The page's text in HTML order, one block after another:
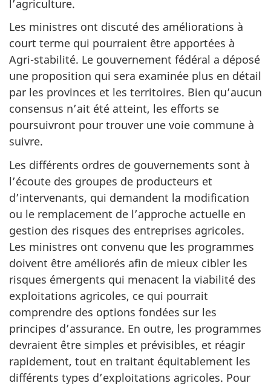
l’agriculture.
Les ministres ont discuté des améliorations à
court terme qui pourraient être apportées à
Agri-stabilité. Le gouvernement fédéral a déposé
une proposition qui sera examinée plus en détail
par les provinces et les territoires. Bien qu’aucun
consensus n’ait été atteint, les efforts se
poursuivront pour trouver une voie commune à
suivre.
Les différents ordres de gouvernements sont à
l’écoute des groupes de producteurs et
d’intervenants, qui demandent la modification
ou le remplacement de l’approche actuelle en
gestion des risques des entreprises agricoles.
Les ministres ont convenu que les programmes
doivent être améliorés afin de mieux cibler les
risques émergents qui menacent la viabilité des
exploitations agricoles, ce qui pourrait
comprendre des options fondées sur les
principes d’assurance. En outre, les programmes
devraient être simples et prévisibles, et réagir
rapidement, tout en traitant équitablement les
différents types d’exploitations agricoles. Pour